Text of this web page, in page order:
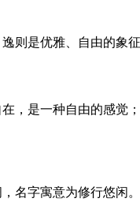
则是优雅、自由的象
，是一种自由的感觉
名字寓意为修行悠闲